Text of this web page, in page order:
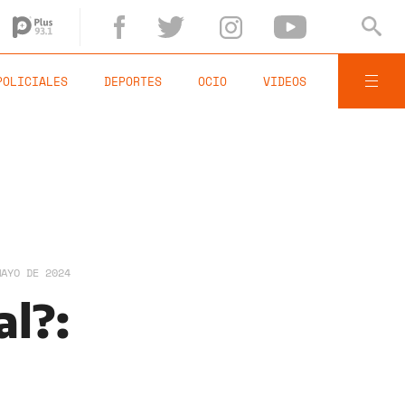
DEPORTES OCIO VIDEOS
DE 2024